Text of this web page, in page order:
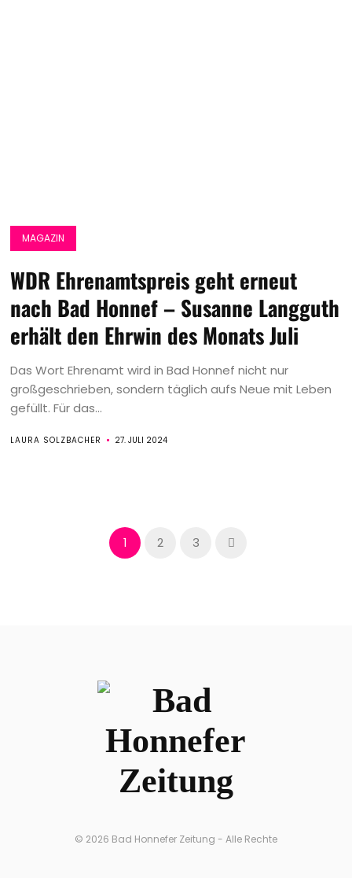
MAGAZIN
WDR Ehrenamtspreis geht erneut
nach Bad Honnef – Susanne Langguth
erhält den Ehrwin des Monats Juli
Das Wort Ehrenamt wird in Bad Honnef nicht nur
großgeschrieben, sondern täglich aufs Neue mit Leben
gefüllt. Für das...
LAURA SOLZBACHER 27. JULI 2024
1 2 3
© 2026 Bad Honnefer Zeitung - Alle Rechte